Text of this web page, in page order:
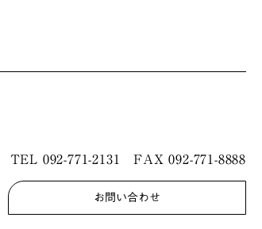
TEL 092-771-2131 FAX 092-771-8888
お問い合わせ